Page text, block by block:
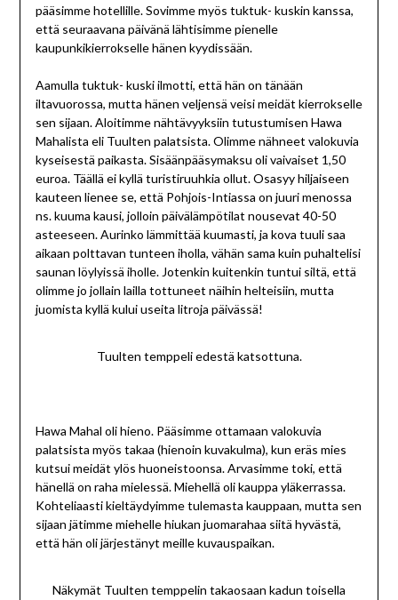
pääsimme hotellille. Sovimme myös tuktuk- kuskin kanssa,
että seuraavana päivänä lähtisimme pienelle
kaupunkikierrokselle hänen kyydissään.
Aamulla tuktuk- kuski ilmotti, että hän on tänään
iltavuorossa, mutta hänen veljensä veisi meidät kierrokselle
sen sijaan. Aloitimme nähtävyyksiin tutustumisen Hawa
Mahalista eli Tuulten palatsista. Olimme nähneet valokuvia
kyseisestä paikasta. Sisäänpääsymaksu oli vaivaiset 1,50
euroa. Täällä ei kyllä turistiruuhkia ollut. Osasyy hiljaiseen
kauteen lienee se, että Pohjois-Intiassa on juuri menossa
ns. kuuma kausi, jolloin päivälämpötilat nousevat 40-50
asteeseen. Aurinko lämmittää kuumasti, ja kova tuuli saa
aikaan polttavan tunteen iholla, vähän sama kuin puhaltelisi
saunan löylyissä iholle. Jotenkin kuitenkin tuntui siltä, että
olimme jo jollain lailla tottuneet näihin helteisiin, mutta
juomista kyllä kului useita litroja päivässä!
Tuulten temppeli edestä katsottuna.
Hawa Mahal oli hieno. Pääsimme ottamaan valokuvia
palatsista myös takaa (hienoin kuvakulma), kun eräs mies
kutsui meidät ylös huoneistoonsa. Arvasimme toki, että
hänellä on raha mielessä. Miehellä oli kauppa yläkerrassa.
Kohteliaasti kieltäydyimme tulemasta kauppaan, mutta sen
sijaan jätimme miehelle hiukan juomarahaa siitä hyvästä,
että hän oli järjestänyt meille kuvauspaikan.
Näkymät Tuulten temppelin takaosaan kadun toisella